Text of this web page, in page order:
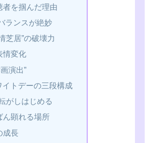
者を掴んだ理由
ランスが絶妙
芝居”の破壊力
情変化
演出”
トデーの三段構成
がしはじめる
ん顕れる場所
成長